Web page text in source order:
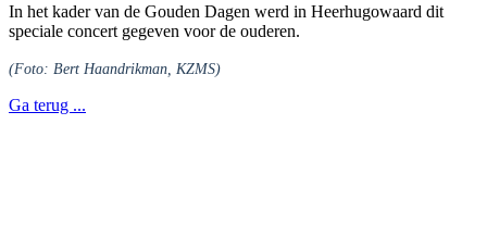
In het kader van de Gouden Dagen werd in Heerhugowaard dit
speciale concert gegeven voor de ouderen.
(Foto: Bert Haandrikman, KZMS)
Ga terug ...